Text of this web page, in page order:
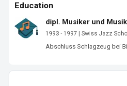
Education
dipl. Musiker und
1993 - 1997 | Swiss Jazz
Abschluss Schlagzeug bei